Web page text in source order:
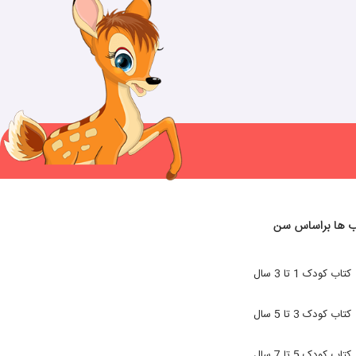
ها براساس سن
کتاب کودک 1 تا 3 سال
کتاب کودک 3 تا 5 سال